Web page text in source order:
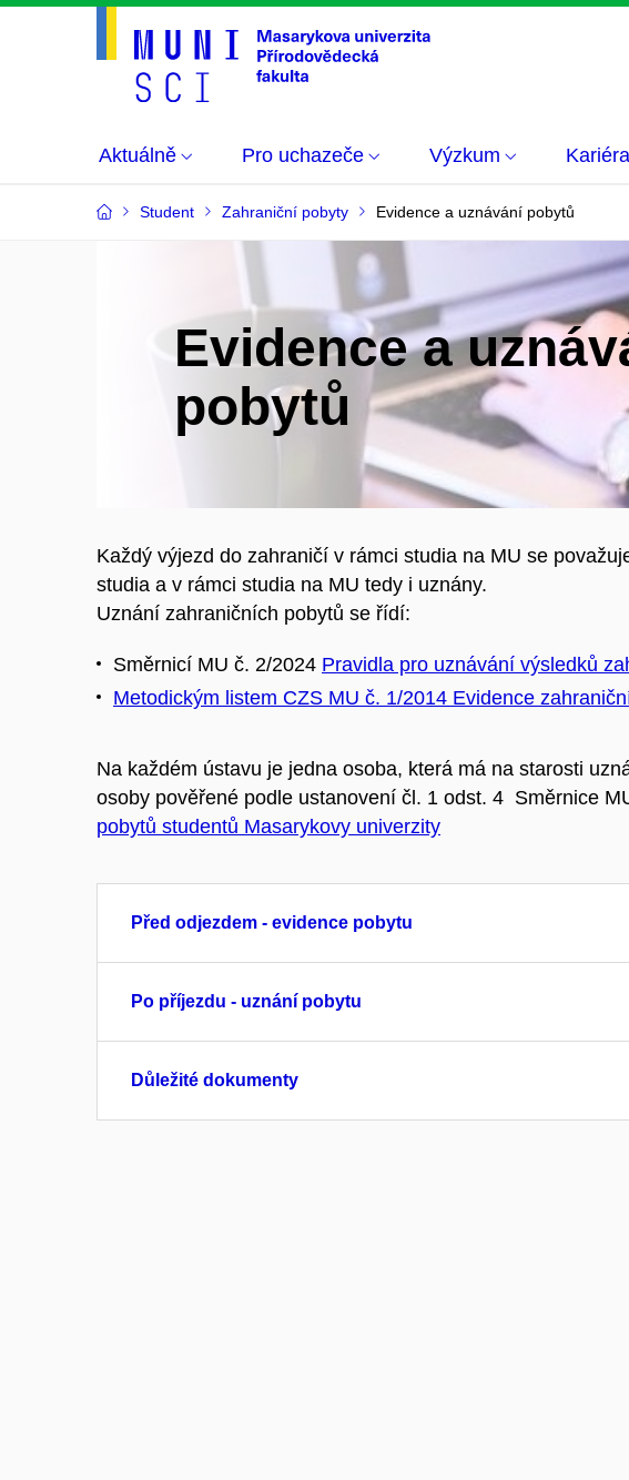
Aktuálně Pro uchazeče Výzkum Kariéra
Student Zahraniční pobyty Evidence a uznávání pobytů
Evidence a
pobytů
Každý výjezd do zahraničí v rámci studia na MU se
studia a v rámci studia na MU tedy i uznány.
Uznání zahraničních pobytů se řídí:
Směrnicí MU č. 2/2024 Pravidla pro uznávání výsledků
Metodickým listem CZS MU č. 1/2014 Evidence
Na každém ústavu je jedna osoba, která má na starosti
osoby pověřené podle ustanovení čl. 1 odst. 4 Směrnice
pobytů studentů Masarykovy univerzity
Před odjezdem - evidence pobytu
Po příjezdu - uznání pobytu
Důležité dokumenty